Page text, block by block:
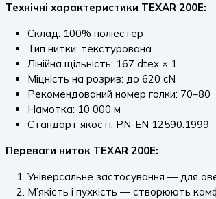
Технічні характеристики TEXAR 200E:
Склад: 100% поліестер
Тип нитки: текстурована
Лінійна щільність: 167 dtex × 1
Міцність на розрив: до 620 cN
Рекомендований номер голки: 70–80
Намотка: 10 000 м
Стандарт якості: PN-EN 12590:1999
Переваги ниток TEXAR 200E:
Універсальне застосування — для
М’якість і пухкість — створюють